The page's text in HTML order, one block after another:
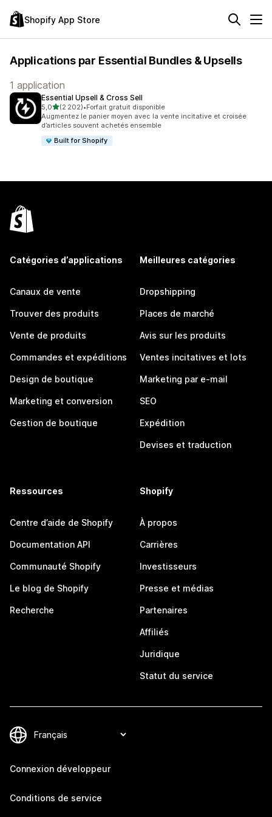
Shopify App Store
Applications par Essential Bundles & Upsells
1 application
Essential Upsell & Cross Sell
5,0étoile(s) sur 5
(2 202)
2202 avis au total
•Forfait gratuit disponible
Augmentez le panier moyen avec la vente incitative et croisée
d’articles souvent achetés ensemble
Built for Shopify
Catégories d’applications
Canaux de vente
Trouver des produits
Vente de produits
Commandes et expéditions
Design de boutique
Marketing et conversion
Gestion de boutique
Meilleures catégories
Dropshipping
Places de marché
Avis sur les produits
Ventes incitatives et lots
Marketing par e-mail
SEO
Expédition
Devises et traduction
Ressources
Centre d’aide de Shopify
Documentation API
Communauté Shopify
Le blog de Shopify
Recherche
Shopify
À propos
Carrières
Investisseurs
Presse et médias
Partenaires
Affiliés
Juridique
Statut du service
Connexion développeur
Conditions de service